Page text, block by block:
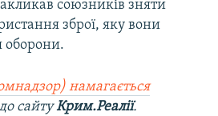
союзників зняти
зброї, яку вони
оборони.
намагається
сайтуКрим.Реалії.